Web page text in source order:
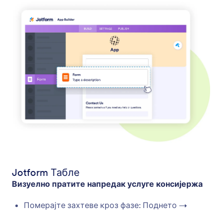
Jotform Табле
Визуелно пратите напредак услуге консијержа
Померајте захтеве кроз фазе: Поднето →